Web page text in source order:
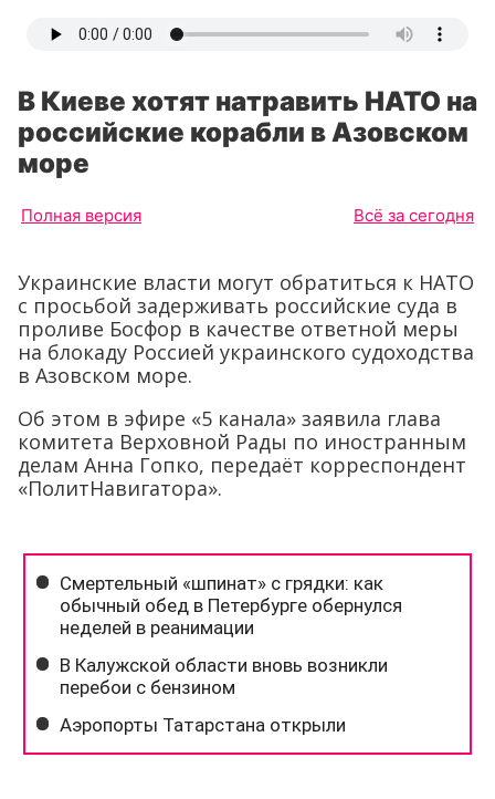
В Киеве хотят натравить НАТО на
российские корабли в Азовском
море
Полная версия Всё за сегодня
Украинские власти могут обратиться к НАТО
с просьбой задерживать российские суда в
проливе Босфор в качестве ответной меры
на блокаду Россией украинского судоходства
в Азовском море.
Об этом в эфире «5 канала» заявила глава
комитета Верховной Рады по иностранным
делам Анна Гопко, передаёт корреспондент
«ПолитНавигатора».